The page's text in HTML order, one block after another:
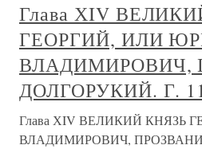
Глава ХIV
ГЕОРГИЙ, ИЛИ
ВЛАДИМИРОВИЧ,
ДОЛГОРУКИЙ. Г.
Глава ХIV ВЕЛИКИЙ КНЯЗЬ
ВЛАДИМИРОВИЧ,